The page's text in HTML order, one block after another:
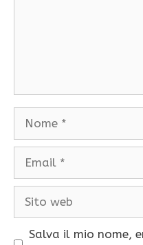
Nome
Email
Sito
Salva il mio nome,